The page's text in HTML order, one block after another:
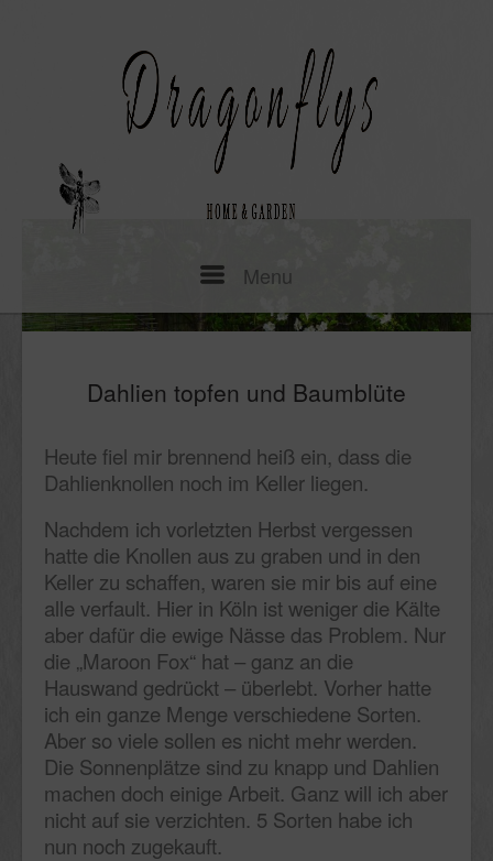
Menu
Dahlien topfen und Baumblüte
Heute fiel mir brennend heiß ein, dass die
Dahlienknollen noch im Keller liegen.
Nachdem ich vorletzten Herbst vergessen
hatte die Knollen aus zu graben und in den
Keller zu schaffen, waren sie mir bis auf eine
alle verfault. Hier in Köln ist weniger die Kälte
aber dafür die ewige Nässe das Problem. Nur
die „Maroon Fox“ hat – ganz an die
Hauswand gedrückt – überlebt. Vorher hatte
ich ein ganze Menge verschiedene Sorten.
Aber so viele sollen es nicht mehr werden.
Die Sonnenplätze sind zu knapp und Dahlien
machen doch einige Arbeit. Ganz will ich aber
nicht auf sie verzichten. 5 Sorten habe ich
nun noch zugekauft.